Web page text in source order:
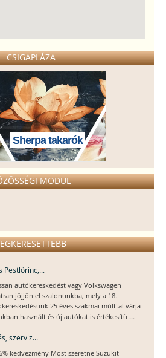
CSIGAPLÁZA
Sherpa takarók
MODUL
Pestlőrinc,...
autókereskedést vagy Volkswagen
jöjjön el szalonunkba, mely a 18.
25 éves szakmai múlttal várja
használt és új autókat is értékesítü ...
szerviz...
kedvezmény Most szeretne Suzukit